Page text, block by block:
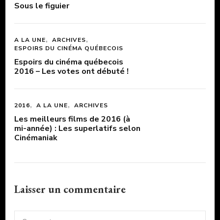
Sous le figuier
A LA UNE
ARCHIVES
ESPOIRS DU CINÉMA QUÉBECOIS
Espoirs du cinéma québecois
2016 – Les votes ont débuté !
2016 A LA UNE ARCHIVES
Les meilleurs films de 2016 (à
mi-année) : Les superlatifs selon
Cinémaniak
Laisser un commentaire